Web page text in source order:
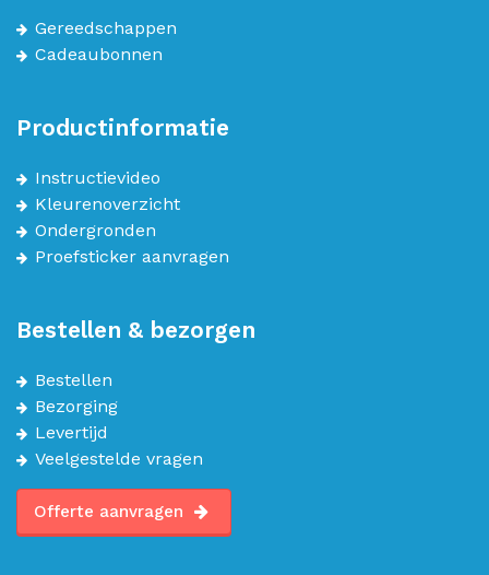
Gereedschappen
Cadeaubonnen
Productinformatie
Instructievideo
Kleurenoverzicht
Ondergronden
Proefsticker aanvragen
Bestellen & bezorgen
Bestellen
Bezorging
Levertijd
Veelgestelde vragen
Offerte aanvragen